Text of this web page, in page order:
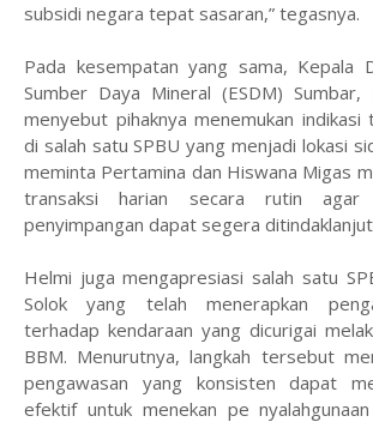
subsidi negara tepat sasaran,” tegasnya.
Pada kesempatan yang sama, Kepala
Sumber Daya Mineral (ESDM)
menyebut pihaknya menemukan indikasi
di salah satu SPBU yang menjadi lokasi
meminta Pertamina dan Hiswana Migas
transaksi harian secara rutin agar
penyimpangan dapat segera
Helmi juga mengapresiasi salah satu
Solok yang telah menerapkan
terhadap kendaraan yang dicurigai
BBM. Menurutnya, langkah tersebut
pengawasan yang konsisten dapat
efektif untuk menekan pe